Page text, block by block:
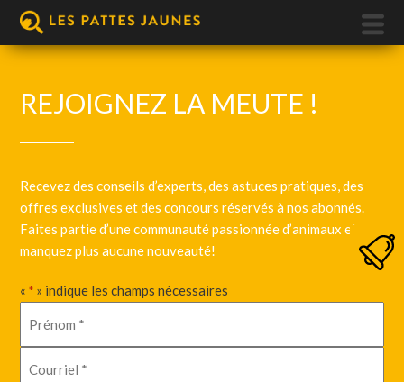
REJOIGNEZ LA MEUTE !
Recevez des conseils d’experts, des astuces pratiques, des
offres exclusives et des concours réservés à nos abonnés.
Faites partie d’une communauté passionnée d’animaux et ne
manquez plus aucune nouveauté!
«* » indique les champs nécessaires